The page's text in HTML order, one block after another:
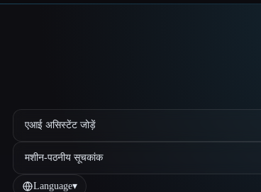
एआई असिस्टेंट जोड़ें
मशीन-पठनीय सूचकांक
Language▾